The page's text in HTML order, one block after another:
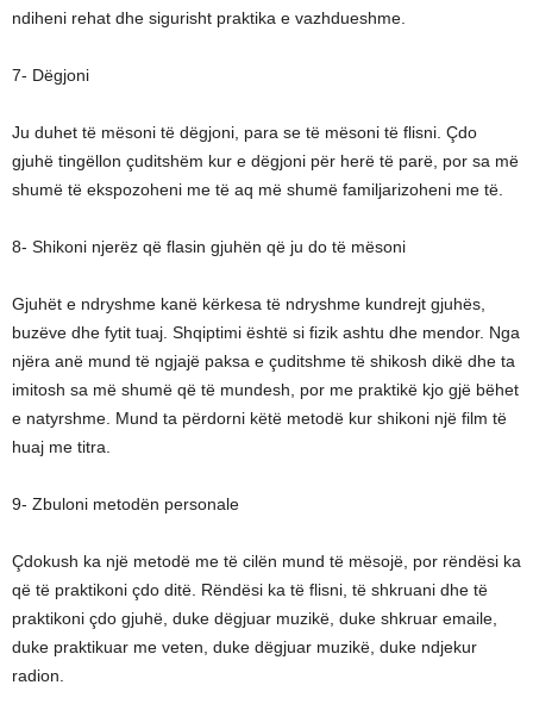
ndiheni rehat dhe sigurisht praktika e vazhdueshme.
7- Dëgjoni
Ju duhet të mësoni të dëgjoni, para se të mësoni të flisni. Çdo
gjuhë tingëllon çuditshëm kur e dëgjoni për herë të parë, por sa më
shumë të ekspozoheni me të aq më shumë familjarizoheni me të.
8- Shikoni njerëz që flasin gjuhën që ju do të mësoni
Gjuhët e ndryshme kanë kërkesa të ndryshme kundrejt gjuhës,
buzëve dhe fytit tuaj. Shqiptimi është si fizik ashtu dhe mendor. Nga
njëra anë mund të ngjajë paksa e çuditshme të shikosh dikë dhe ta
imitosh sa më shumë që të mundesh, por me praktikë kjo gjë bëhet
e natyrshme. Mund ta përdorni këtë metodë kur shikoni një film të
huaj me titra.
9- Zbuloni metodën personale
Çdokush ka një metodë me të cilën mund të mësojë, por rëndësi ka
që të praktikoni çdo ditë. Rëndësi ka të flisni, të shkruani dhe të
praktikoni çdo gjuhë, duke dëgjuar muzikë, duke shkruar emaile,
duke praktikuar me veten, duke dëgjuar muzikë, duke ndjekur
radion.